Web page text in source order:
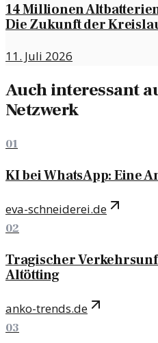
14 Millionen
Die Zukunft der
11. Juli 2026
Auch interessant
Netzwerk
01
KI bei WhatsApp: Eine
eva-schneiderei.de
02
Tragischer
Altötting
anko-trends.de
03